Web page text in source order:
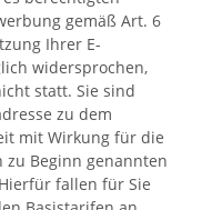
gemäß Art. 6
Ihrer E-
widersprochen,
statt. Sie sind
zu dem
mit Wirkung für die
Beginn genannten
fallen für Sie